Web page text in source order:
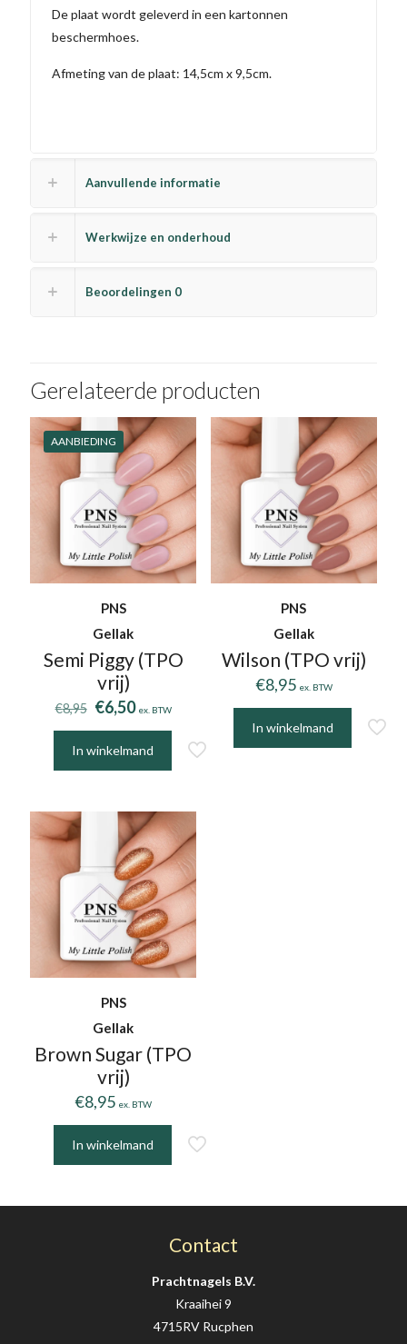
De plaat wordt geleverd in een kartonnen
beschermhoes.
Afmeting van de plaat: 14,5cm x 9,5cm.
Aanvullende informatie
Werkwijze en onderhoud
Beoordelingen 0
Gerelateerde producten
AANBIEDING
PNS
Gellak
Semi Piggy (TPO
vrij)
€8,95 Oorspronkelijke
prijs
was:
€8,95.
€6,50Huidige
prijs
is:
€6,50.
ex. BTW
In winkelmand
PNS
Gellak
Wilson (TPO vrij)
€8,95 ex. BTW
In winkelmand
PNS
Gellak
Brown Sugar (TPO
vrij)
€8,95 ex. BTW
In winkelmand
Contact
Prachtnagels B.V.
Kraaihei 9
4715RV Rucphen